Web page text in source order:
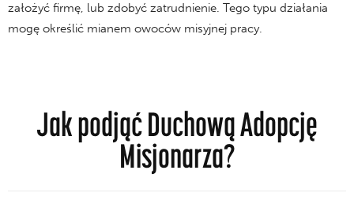
założyć firmę, lub zdobyć zatrudnienie. Tego typu działania
mogę określić mianem owoców misyjnej pracy.
Jak podjąć Duchową Adopcję
Misjonarza?